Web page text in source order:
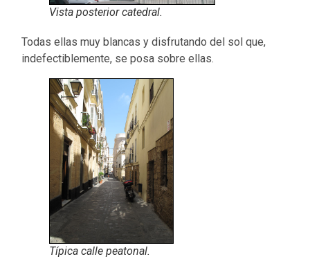
Vista posterior catedral.
Todas ellas muy blancas y disfrutando del sol que,
indefectiblemente, se posa sobre ellas.
Típica calle peatonal.